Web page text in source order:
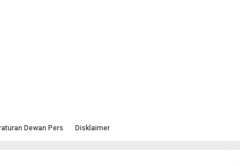
Dewan Pers Disklaimer